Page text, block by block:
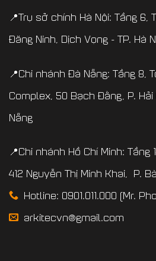
📍Trụ sở chính Hà Nội: Tầng 6,
Đăng Ninh, Dịch Vọng - TP. Hà
📍Chi nhánh Đà Nẵng: Tầng 8,
Complex, 50 Bạch Đằng, P.
Nẵng
📍Chi nhánh Hồ Chí Minh: Tầng
412 Nguyễn Thị Minh Khai, P.
Hotline: 0901.011.000 (Mr.
arkitecvn@gmail.com